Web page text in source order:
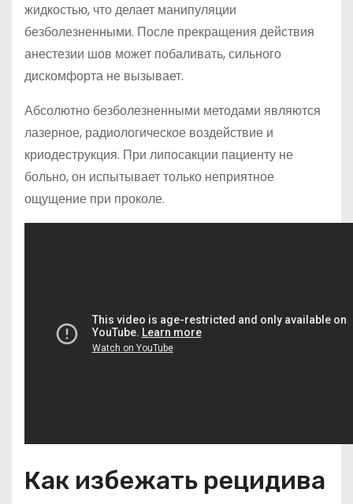
жидкостью, что делает манипуляции
безболезненными. После прекращения действия
анестезии шов может побаливать, сильного
дискомфорта не вызывает.
Абсолютно безболезненными методами являются
лазерное, радиологическое воздействие и
криодеструкция. При липосакции пациенту не
больно, он испытывает только неприятное
ощущение при проколе.
Как избежать рецидива